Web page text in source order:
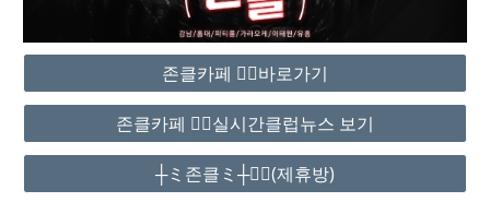
존클카페 ❤️‍🔥바로가기
존클카페 ❤️‍🔥실시간클럽뉴스 보기
┼ミ존클ミ┼❤️‍🔥(제휴방)